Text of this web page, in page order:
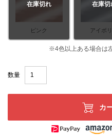
ピンク
在庫切れ
アイボ
在庫切
カ